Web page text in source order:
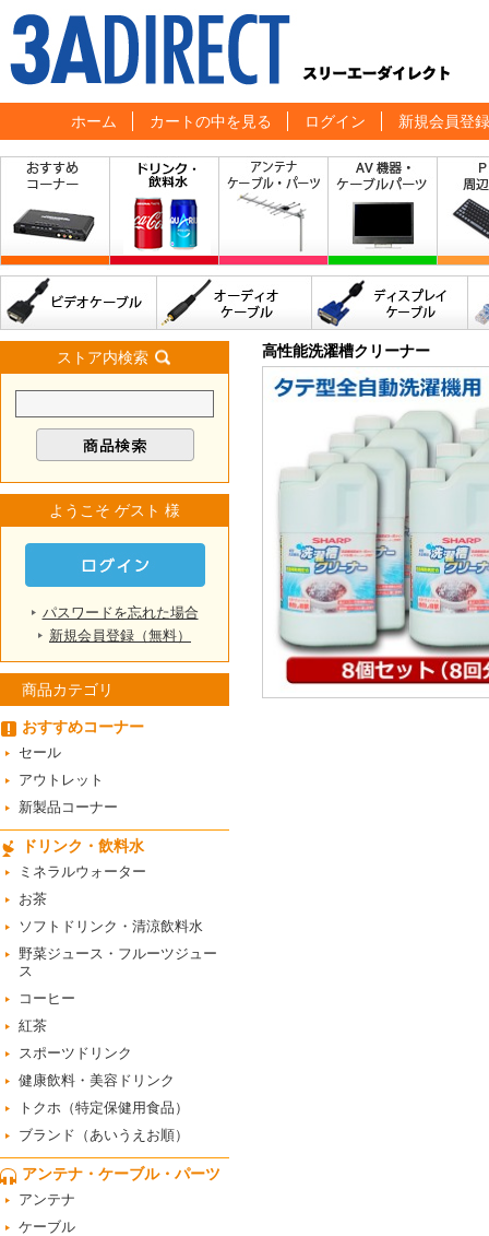
ホーム カートの中を見る ログイン 新規会員登録
ストア内検索
ようこそ ゲスト 様
パスワードを忘れた場合
新規会員登録（無料）
商品カテゴリ
おすすめコーナー
セール
アウトレット
新製品コーナー
ドリンク・飲料水
ミネラルウォーター
お茶
ソフトドリンク・清涼飲料水
野菜ジュース・フルーツジュー
ス
コーヒー
紅茶
スポーツドリンク
健康飲料・美容ドリンク
トクホ（特定保健用食品）
ブランド（あいうえお順）
アンテナ・ケーブル・パーツ
アンテナ
ケーブル
高性能洗濯槽クリーナー